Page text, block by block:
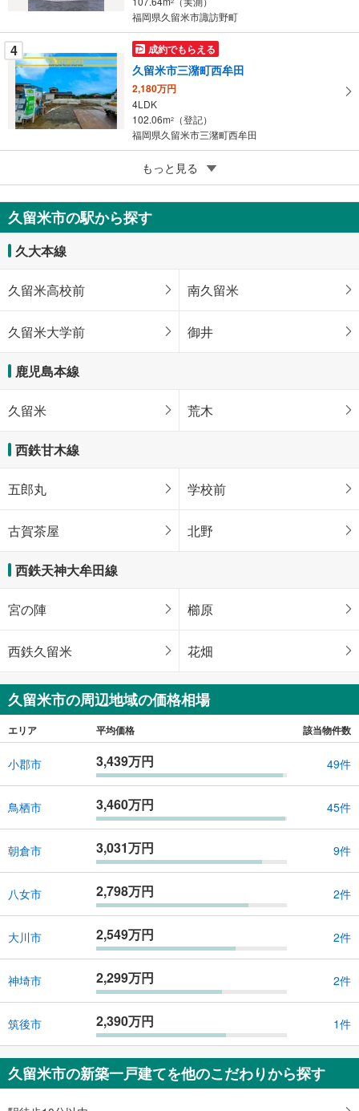
福岡県久留米市諏訪野町
4 成約でもらえる
久留米市三潴町西牟田
2,180万円
4LDK
102.06m2
（登記）
福岡県久留米市三潴町西牟田
成約でもらえる
久留米市三潴町西牟田
2,880万円
4LDK
86.95m （登記）
もっと見る
久留米市の駅から探す
久大本線
久留米高校前 南久留米
久留米大学前 御井
鹿児島本線
久留米 荒木
西鉄甘木線
五郎丸 学校前
古賀茶屋 北野
西鉄天神大牟田線
宮の陣 櫛原
西鉄久留米 花畑
久留米市の周辺地域の価格相場
エリア 平均価格 該当物件数
小郡市 3,439万円 49件
鳥栖市 3,460万円 45件
朝倉市 3,031万円 9件
八女市 2,798万円 2件
大川市 2,549万円 2件
神埼市 2,299万円 2件
筑後市 2,390万円 1件
久留米市の新築一戸建てを他のこだわりから探す